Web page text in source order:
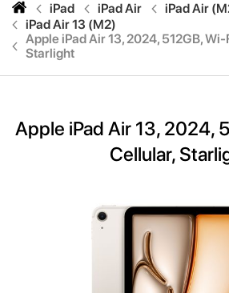
iPad iPad Air
iPad Air
iPad Air 13 (M2)
Apple iPad Air 13, 2024, 512GB,
Starlight
Apple iPad Air 13, 2024,
Cellular,